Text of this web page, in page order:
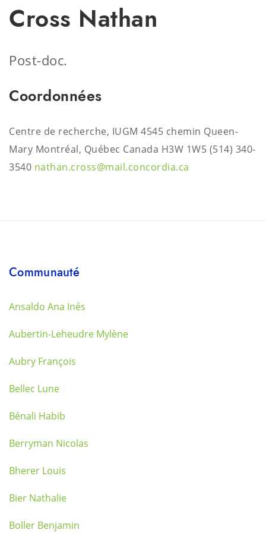
Cross Nathan
Post-doc.
Coordonnées
Centre de recherche, IUGM 4545 chemin Queen-
Mary Montréal, Québec Canada H3W 1W5 (514) 340-
3540 nathan.cross@mail.concordia.ca
Communauté
Ansaldo Ana Inés
Aubertin-Leheudre Mylène
Aubry François
Bellec Lune
Bénali Habib
Berryman Nicolas
Bherer Louis
Bier Nathalie
Boller Benjamin